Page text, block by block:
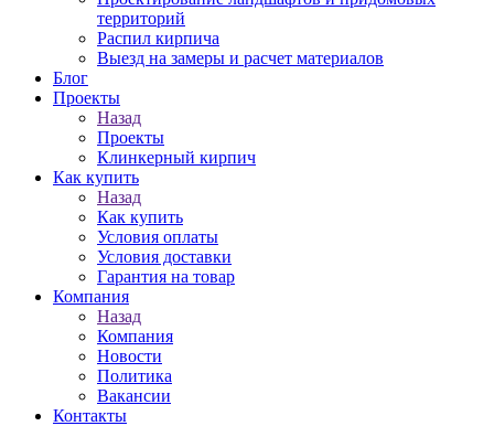
территорий
Распил кирпича
Выезд на замеры и расчет материалов
Блог
Проекты
Назад
Проекты
Клинкерный кирпич
Как купить
Назад
Как купить
Условия оплаты
Условия доставки
Гарантия на товар
Компания
Назад
Компания
Новости
Политика
Вакансии
Контакты